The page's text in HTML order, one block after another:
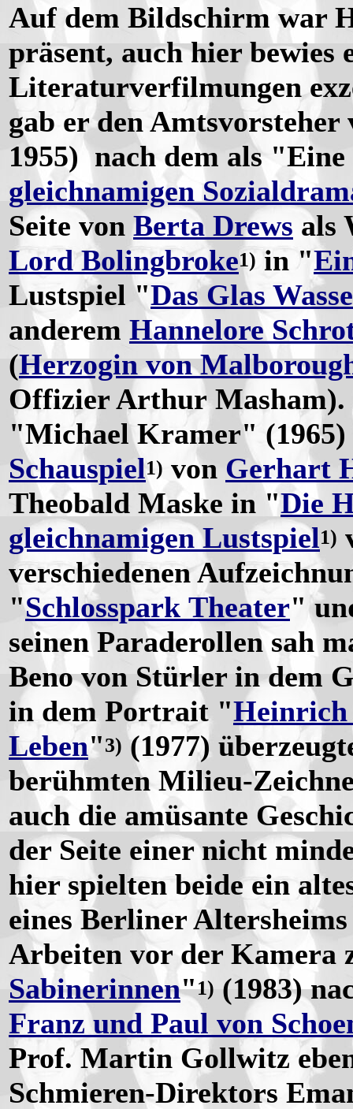
Auf dem Bildschirm war
präsent, auch hier bewies
Literaturverfilmungen
gab er den
1955) nach dem als
gleichnamigen
Seite von Berta Drews als
Lord Bolingbroke1) in "
Lustspiel "Das Glas
anderem Hannelore
(Herzogin von
Offizier Arthur
"Michael Kramer"
Schauspiel1) von Gerhart
Theobald Maske in "Die
gleichnamigen Lustspiel1)
verschiedenen
"Schlosspark Theater"
seinen Paraderollen sah
Beno von Stürler in dem
in dem Portrait "Heinrich
Leben"3) (1977)
berühmten Milieu-
auch die amüsante
der Seite einer nicht
hier spielten beide ein
eines Berliner
Arbeiten vor der Kamera
Sabinerinnen"1) (1983)
Franz und Paul von
Prof. Martin Gollwitz
Schmieren-Direktors